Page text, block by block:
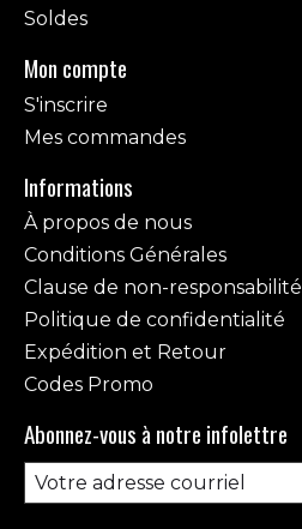
Soldes
Mon compte
S'inscrire
Mes commandes
Informations
À propos de nous
Conditions Générales
Clause de non-responsabilité
Politique de confidentialité
Expédition et Retour
Codes Promo
Abonnez-vous à notre infolettre